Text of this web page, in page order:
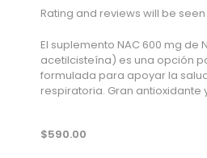
Rating and reviews will be
El suplemento NAC 600 mg de
acetilcisteína) es una opción
formulada para apoyar la
respiratoria. Gran antioxidante
$590.00